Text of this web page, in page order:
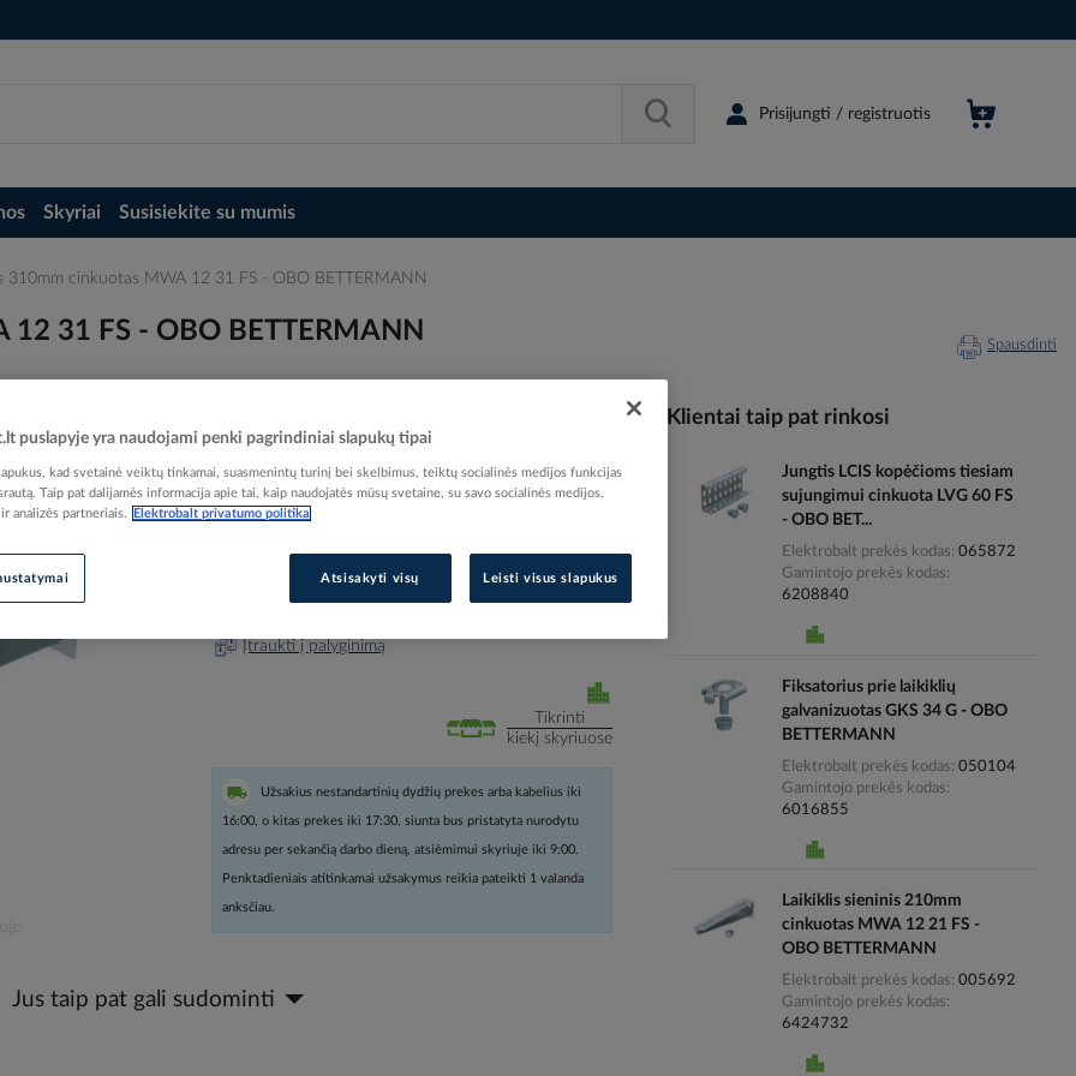
Prisijungti / registruotis
Skyriai Susisiekite su mumis
310mm cinkuotas MWA 12 31 FS - OBO BETTERMANN
31 FS - OBO BETTERMANN Spausdinti
Elektrobalt prekės kodas
030534
EAN kodas
4012196637034
Prisijunkite, norėdami pamatyti kainas
Įtraukti į palyginimą
Tikrinti
kiekį skyriuose
Užsakius nestandartinių dydžių prekes arba kabelius iki
16:00, o kitas prekes iki 17:30, siunta bus pristatyta nurodytu
adresu per sekančią darbo dieną, atsiėmimui skyriuje iki 9:00.
Penktadieniais atitinkamai užsakymus reikia pateikti 1 valanda
anksčiau.
Jus taip pat gali sudominti
Klientai taip pat rinkosi
Jungtis LCIS kopėčioms tiesiam
sujungimui cinkuota LVG 60 FS
- OBO BET...
Elektrobalt prekės kodas 065872
Gamintojo prekės kodas
6208840
Fiksatorius prie laikiklių
galvanizuotas GKS 34 G - OBO
BETTERMANN
Elektrobalt prekės kodas 050104
Gamintojo prekės kodas
6016855
Laikiklis sieninis 210mm
cinkuotas MWA 12 21 FS -
OBO BETTERMANN
Elektrobalt prekės kodas 005692
Gamintojo prekės kodas
6424732
puslapyje yra naudojami penki pagrindiniai slapukų tipai
kad svetainė veiktų tinkamai, suasmenintų turinį bei skelbimus, teiktų socialinės medijos funkcijas
Taip pat dalijamės informacija apie tai, kaip naudojatės mūsų svetaine, su savo socialinės medijos,
analizės partneriais.
Elektrobalt privatumo politika
Atsisakyti visų Leisti visus slapukus